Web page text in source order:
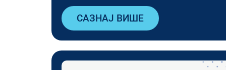
САЗНАЈ ВИШЕ